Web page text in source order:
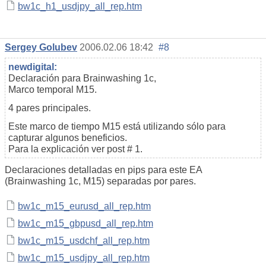
bw1c_h1_usdjpy_all_rep.htm
Sergey Golubev 2006.02.06 18:42 #8
newdigital:
Declaración para Brainwashing 1c,
Marco temporal M15.
4 pares principales.
Este marco de tiempo M15 está utilizando sólo para
capturar algunos beneficios.
Para la explicación ver post # 1.
Declaraciones detalladas en pips para este EA
(Brainwashing 1c, M15) separadas por pares.
bw1c_m15_eurusd_all_rep.htm
bw1c_m15_gbpusd_all_rep.htm
bw1c_m15_usdchf_all_rep.htm
bw1c_m15_usdjpy_all_rep.htm